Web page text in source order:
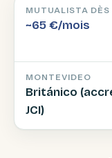
MUTUALISTA DÈS
~65 €/mois
MONTEVIDEO
Británico
JCI)